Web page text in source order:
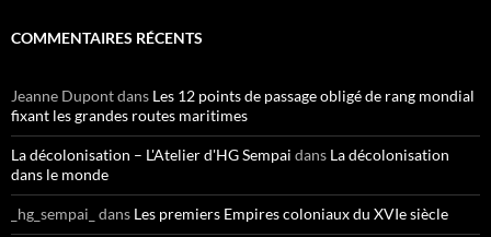
COMMENTAIRES RÉCENTS
Jeanne Dupontdans Les 12 points de passage obligé de rang mondial
fixant les grandes routes maritimes
La décolonisation – L'Atelier d'HG Sempai dans La décolonisation
dans le monde
_hg_sempai_ dans Les premiers Empires coloniaux du XVIe siècle